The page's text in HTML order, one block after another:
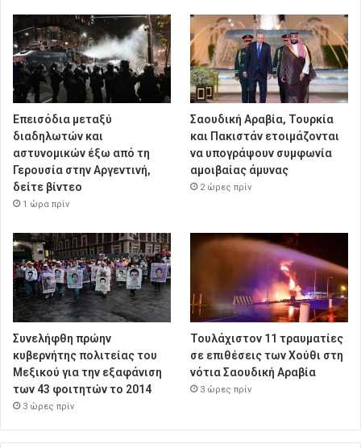
Επεισόδια μεταξύ
διαδηλωτών και
αστυνομικών έξω από τη
Γερουσία στην Αργεντινή,
δείτε βίντεο
1 ώρα πρίν
Σαουδική Αραβία, Τουρκία
και Πακιστάν ετοιμάζονται
να υπογράψουν συμφωνία
αμοιβαίας άμυνας
2 ώρες πρίν
Συνελήφθη πρώην
κυβερνήτης πολιτείας του
Μεξικού για την εξαφάνιση
των 43 φοιτητών το 2014
3 ώρες πρίν
Τουλάχιστον 11 τραυματίες
σε επιθέσεις των Χούθι στη
νότια Σαουδική Αραβία
3 ώρες πρίν